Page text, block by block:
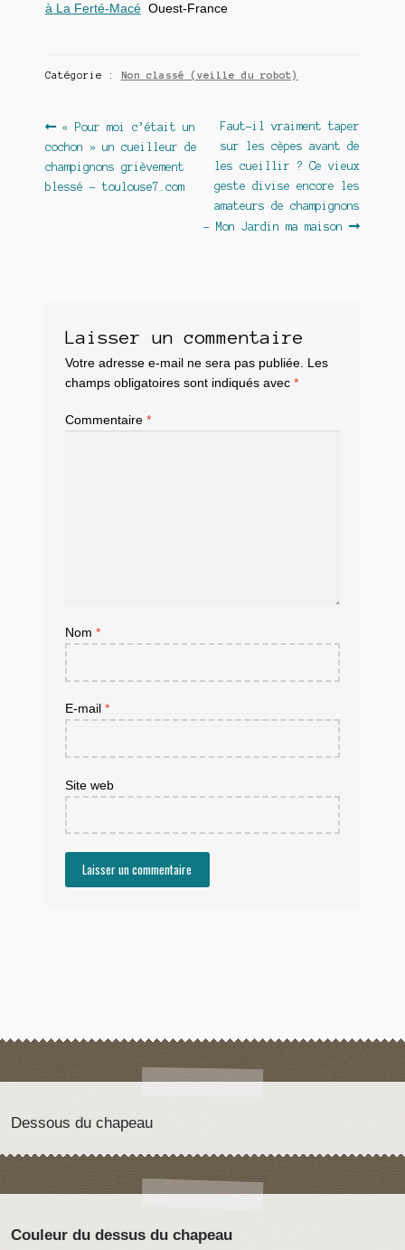
à La Ferté-MacéOuest-France
Catégorie : Non classé (veille du robot)
Navigation
de
l’article
Article
précédent :
« Pour moi c’était un
cochon » un cueilleur de
champignons grièvement
blessé – toulouse7.com
Article
suivant :
Faut-il vraiment taper
sur les cèpes avant de
les cueillir ? Ce vieux
geste divise encore les
amateurs de champignons
– Mon Jardin ma maison
Laisser un commentaire
Votre adresse e-mail ne sera pas publiée. Les
champs obligatoires sont indiqués avec *
Commentaire *
Nom *
E-mail *
Site web
Dessous du chapeau
Couleur du dessus du chapeau